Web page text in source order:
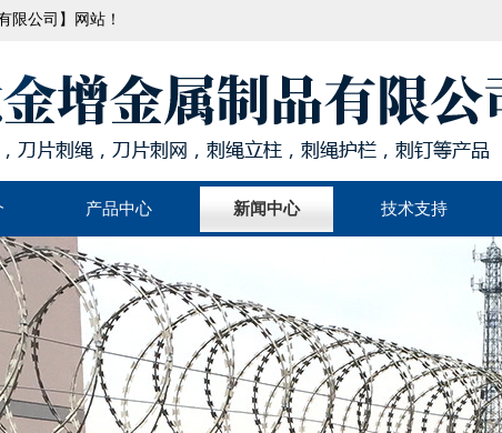
限公司】网站！
产品中心 新闻中心 技术支持